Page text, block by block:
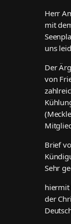
Herr
mit
uns
Der
von
Brief
Sehr
hiermit
der